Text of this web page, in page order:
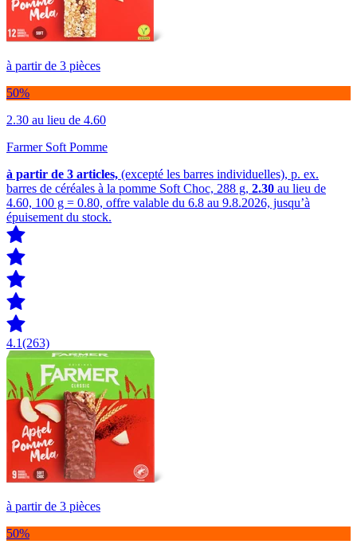
à partir de 3 pièces
50%
2.30 au lieu de 4.60
Farmer Soft Pomme
à partir de 3 articles, (excepté les barres individuelles), p. ex.
barres de céréales à la pomme Soft Choc, 288 g, 2.30 au lieu de
4.60, 100 g = 0.80, offre valable du 6.8 au 9.8.2026, jusqu’à
épuisement du stock.
4.1(263)
à partir de 3 pièces
50%